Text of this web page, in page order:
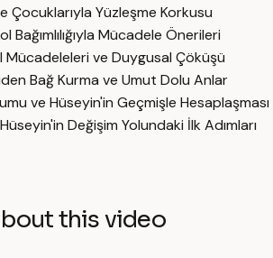
Çocuklarıyla Yüzleşme Korkusu
Bağımlılığıyla Mücadele Önerileri
Mücadeleleri ve Duygusal Çöküşü
Bağ Kurma ve Umut Dolu Anlar
ve Hüseyin'in Geçmişle Hesaplaşması
Değişim Yolundaki İlk Adımları
this video